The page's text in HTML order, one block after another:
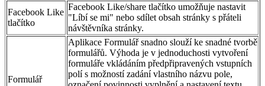
Facebook Like
tlačítko
Facebook Like/share tlačítko umožňuje nastavit
"Líbí se mi" nebo sdílet obsah stránky s přáteli
návštěvníka stránky.
Formulář
Aplikace Formulář snadno slouží ke snadné tvorbě
formulářů. Výhoda je v jednoduchosti vytvoření
formuláře vkládáním předpřipravených vstupních
polí s možností zadání vlastního názvu pole,